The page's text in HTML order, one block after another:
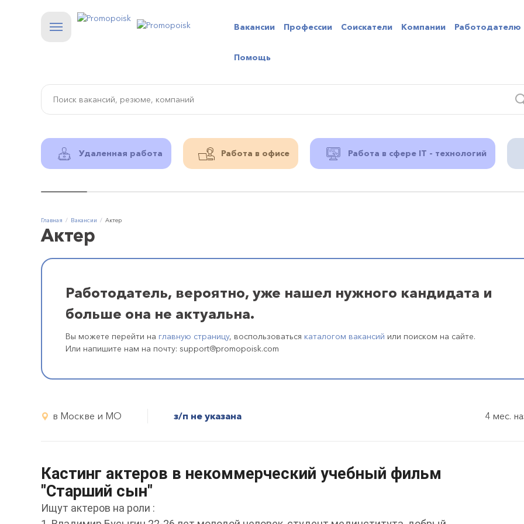
Вакансии Профессии Соискатели Компании Работодателю
Помощь
Удаленная работа Работа в офисе Работа в сфере IT - технологий
Главная Вакансии Актер
Актер
Работодатель, вероятно, уже нашел нужного кандидата и
больше она не актуальна.
Вы можете перейти на главную страницу, воспользоваться каталогом вакансий или поиском на сайте.
Или напишите нам на почту: support@promopoisk.com
в Москве и МО з/п не указана 4 мес.
Кастинг актеров в некоммерческий учебный фильм
"Старший сын"
Ищут актеров на роли :